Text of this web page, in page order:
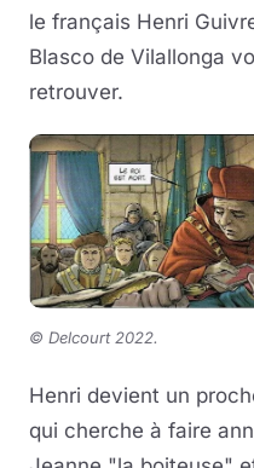
le français Henri
Blasco de Vilallonga
retrouver.
© Delcourt 2022.
Henri devient un
qui cherche à faire